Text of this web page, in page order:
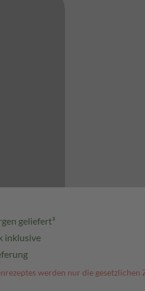
geliefert³
inklusive
werden nur die